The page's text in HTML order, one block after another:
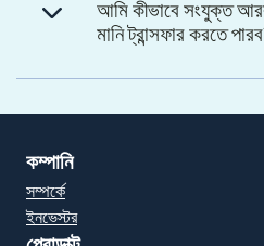
আমি কীভাবে সংযুক্ত
মানি ট্রান্সফার করতে
কম্পানি
সম্পর্কে
ইনভেস্টর